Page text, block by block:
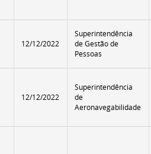
12/12/2022
Superintendência
de Gestão de
Pessoas
12/12/2022
Superintendência
de
Aeronavegabilidade